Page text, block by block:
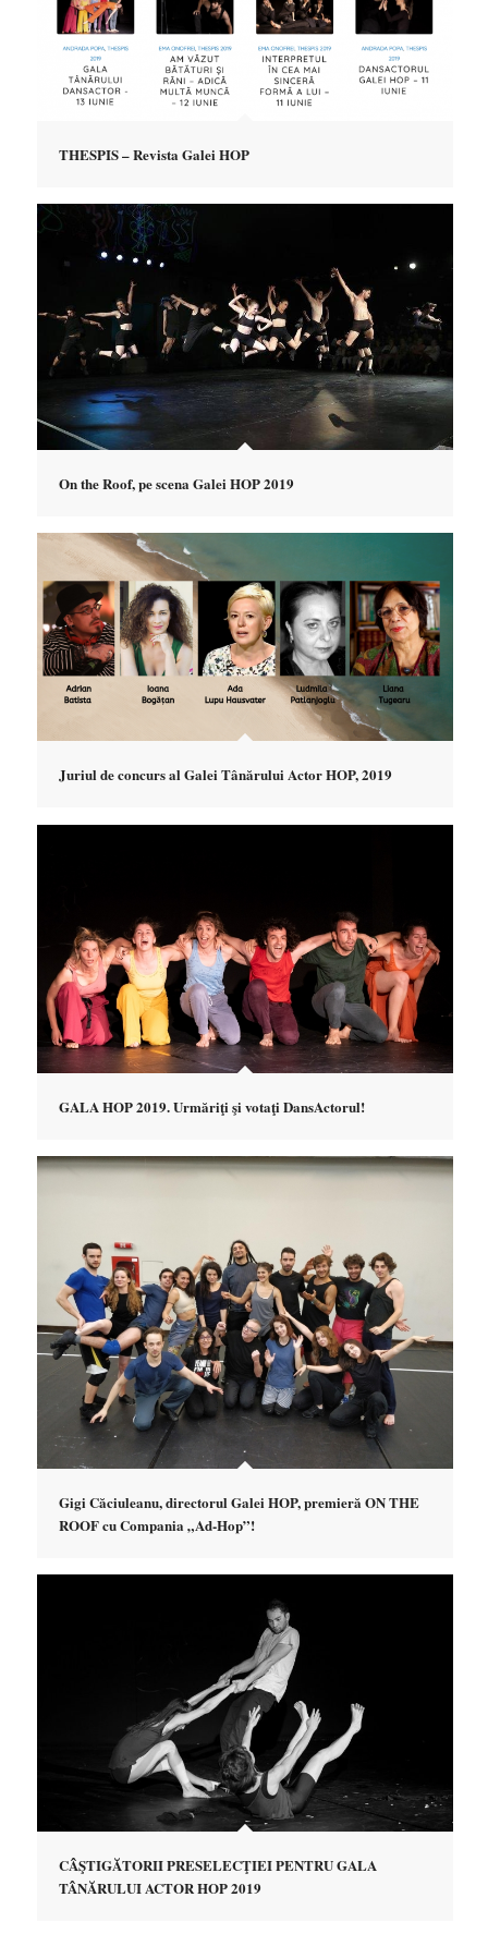
THESPIS – Revista Galei HOP
On the Roof, pe scena Galei HOP 2019
Juriul de concurs al Galei Tânărului Actor HOP, 2019
GALA HOP 2019. Urmăriţi şi votaţi DansActorul!
Gigi Căciuleanu, directorul Galei HOP, premieră ON THE
ROOF cu Compania „Ad-Hop”!
CÂŞTIGĂTORII PRESELECŢIEI PENTRU GALA
TÂNĂRULUI ACTOR HOP 2019